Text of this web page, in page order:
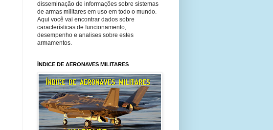
disseminação de informações sobre sistemas
de armas militares em uso em todo o mundo.
Aqui você vai encontrar dados sobre
características de funcionamento,
desempenho e analises sobre estes
armamentos.
ÍNDICE DE AERONAVES MILITARES